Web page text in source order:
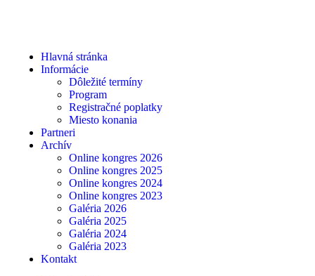
Hlavná stránka
Informácie
Dôležité termíny
Program
Registračné poplatky
Miesto konania
Partneri
Archív
Online kongres 2026
Online kongres 2025
Online kongres 2024
Online kongres 2023
Galéria 2026
Galéria 2025
Galéria 2024
Galéria 2023
Kontakt